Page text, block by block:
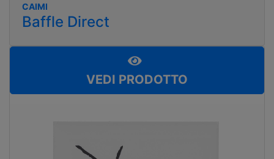
CAIMI
Baffle Direct
VEDI PRODOTTO